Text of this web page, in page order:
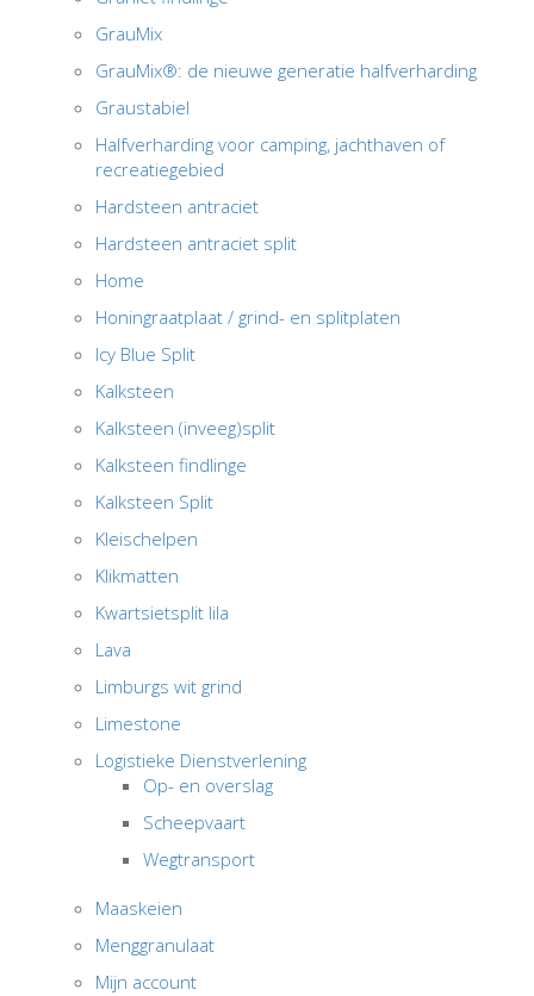
GrauMix
GrauMix®: de nieuwe generatie halfverharding
Graustabiel
Halfverharding voor camping, jachthaven of
recreatiegebied
Hardsteen antraciet
Hardsteen antraciet split
Home
Honingraatplaat / grind- en splitplaten
Icy Blue Split
Kalksteen
Kalksteen (inveeg)split
Kalksteen findlinge
Kalksteen Split
Kleischelpen
Klikmatten
Kwartsietsplit lila
Lava
Limburgs wit grind
Limestone
Logistieke Dienstverlening
Op- en overslag
Scheepvaart
Wegtransport
Maaskeien
Menggranulaat
Mijn account